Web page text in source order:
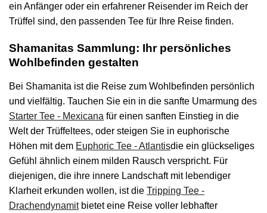
ein Anfänger oder ein erfahrener Reisender im Reich der
Trüffel sind, den passenden Tee für Ihre Reise finden.
Shamanitas Sammlung: Ihr persönliches
Wohlbefinden gestalten
Bei Shamanita ist die Reise zum Wohlbefinden persönlich
und vielfältig. Tauchen Sie ein in die sanfte Umarmung des
Starter Tee - Mexicana für einen sanften Einstieg in die
Welt der Trüffeltees, oder steigen Sie in euphorische
Höhen mit dem Euphoric Tee - Atlantisdie ein glückseliges
Gefühl ähnlich einem milden Rausch verspricht. Für
diejenigen, die ihre innere Landschaft mit lebendiger
Klarheit erkunden wollen, ist die Tripping Tee -
Drachendynamitbietet eine Reise voller lebhafter